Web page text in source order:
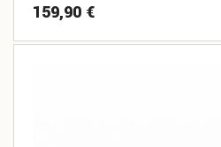
159,90 €